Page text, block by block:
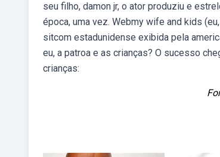
seu filho, damon jr, o ator produziu e
época, uma vez. Webmy wife and kids
sitcom estadunidense exibida pela
eu, a patroa e as crianças? O sucesso
crianças: